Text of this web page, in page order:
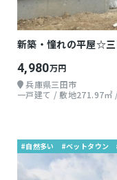
新築・憧れの平屋☆
4,980万円
兵庫県三田市
一戸建て / 敷地271.97㎡
#自然多い #ベットタウン